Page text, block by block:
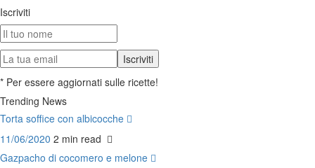
Iscriviti
* Per essere aggiornati sulle ricette!
Trending News
Torta soffice con albicocche
11/06/2020 2 min read
Gazpacho di cocomero e melone